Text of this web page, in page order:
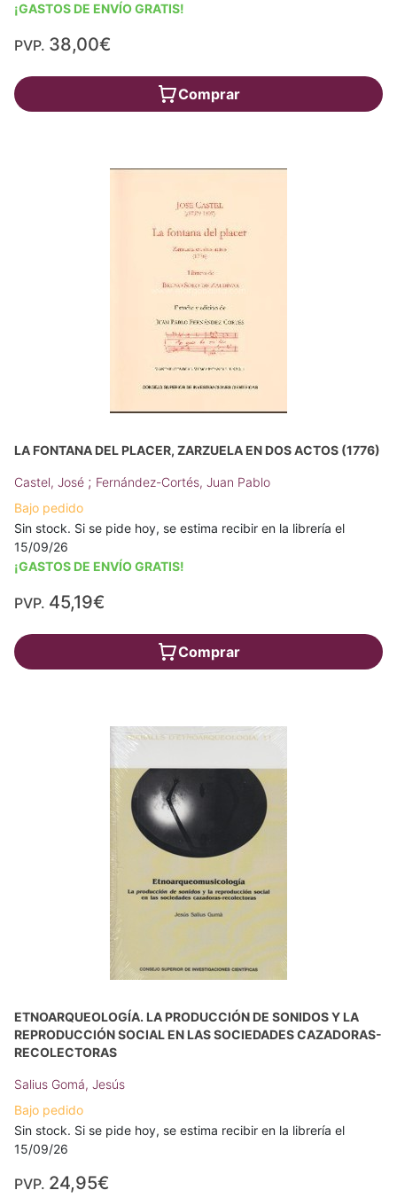
¡GASTOS DE ENVÍO GRATIS!
PVP. 38,00€
Comprar
LA FONTANA DEL PLACER, ZARZUELA EN DOS ACTOS (1776)
Castel, José ; Fernández-Cortés, Juan Pablo
Bajo pedido
Sin stock. Si se pide hoy, se estima recibir en la librería el
15/09/26
¡GASTOS DE ENVÍO GRATIS!
PVP. 45,19€
Comprar
ETNOARQUEOLOGÍA. LA PRODUCCIÓN DE SONIDOS Y LA
REPRODUCCIÓN SOCIAL EN LAS SOCIEDADES CAZADORAS-
RECOLECTORAS
Salius Gomá, Jesús
Bajo pedido
Sin stock. Si se pide hoy, se estima recibir en la librería el
15/09/26
PVP. 24,95€